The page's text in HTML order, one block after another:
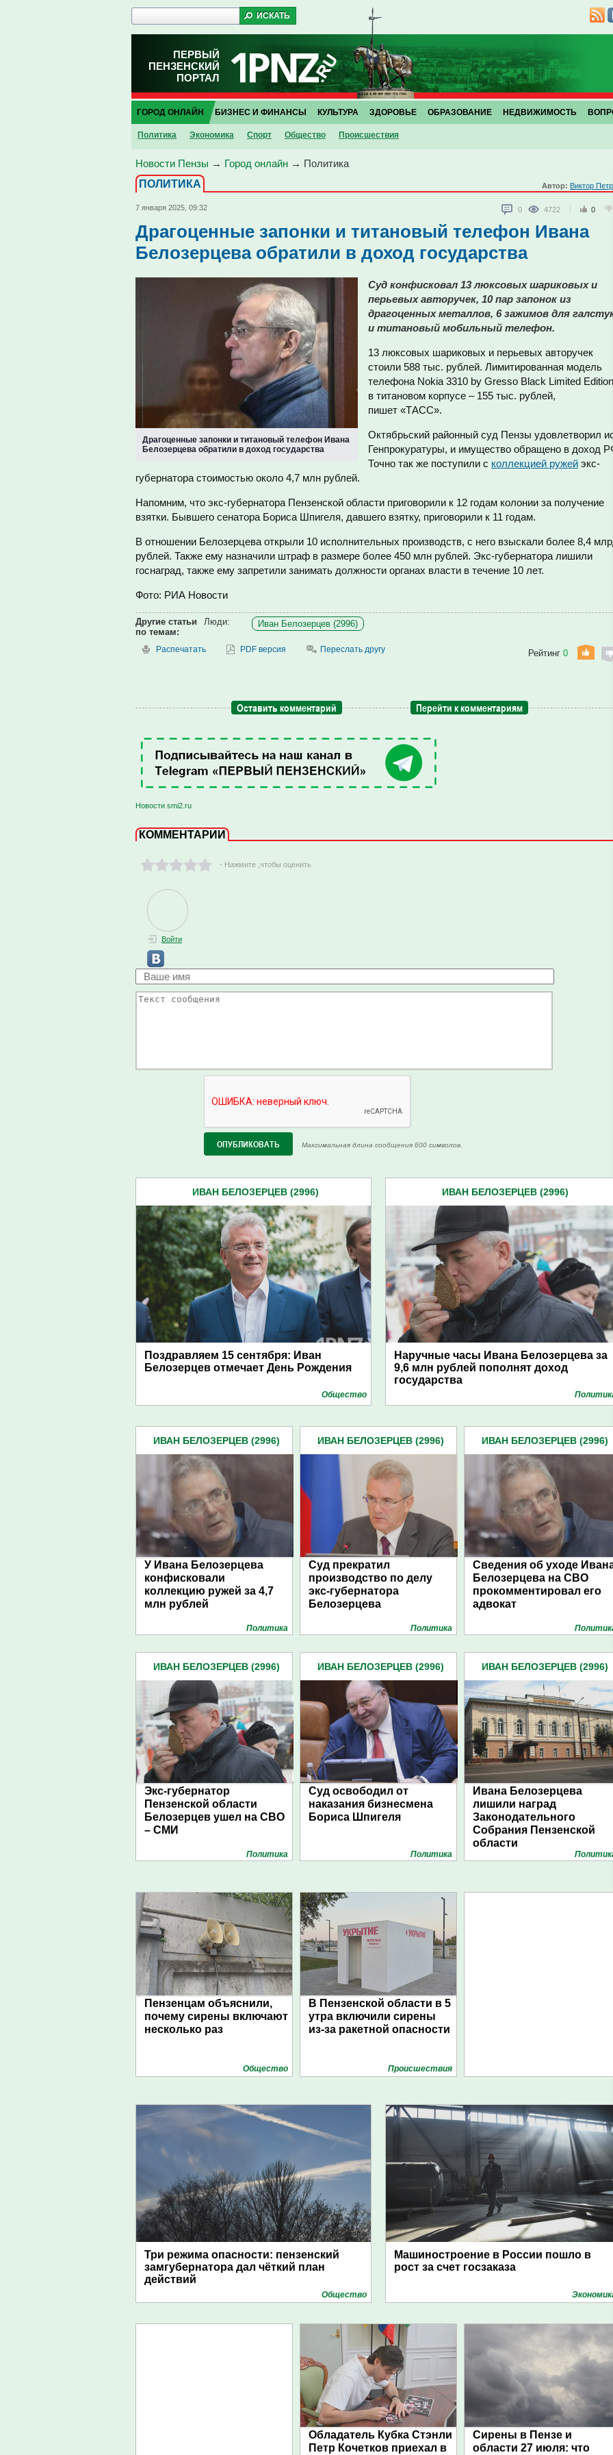
ПЕРВЫЙ
ПЕНЗЕНСКИЙ
ПОРТАЛ
ГОРОД ОНЛАЙН
Политика Экономика Спорт Общество Проиcшествия
БИЗНЕС И ФИНАНСЫ КУЛЬТУРА ЗДОРОВЬЕ ОБРАЗОВАНИЕ НЕДВИЖИМОСТЬ
Новости Пензы → Город онлайн → Политика
ПОЛИТИКА
Автор: Виктор
7 января 2025, 09:32 0 4722 0
Драгоценные запонки и титановый телефон Ивана
Белозерцева обратили в доход государства
Драгоценные запонки и титановый телефон Ивана
Белозерцева обратили в доход государства
Суд конфисковал 13 люксовых шариковых и
перьевых авторучек, 10 пар запонок из
драгоценных металлов, 6 зажимов для
и титановый мобильный телефон.
13 люксовых шариковых и перьевых авторучек
стоили 588 тыс. рублей. Лимитированная модель
телефона Nokia 3310 bу Gresso Black Limited Edition
в титановом корпусе – 155 тыс. рублей,
пишет «ТАСС».
Октябрьский районный суд Пензы удовлетворил
Генпрокуратуры, и имущество обращено в доход
Точно так же поступили с коллекцией ружей экс-
губернатора стоимостью около 4,7 млн рублей.
Напомним, что экс-губернатора Пензенской области приговорили к 12 годам колонии за получение
взятки. Бывшего сенатора Бориса Шпигеля, давшего взятку, приговорили к 11 годам.
В отношении Белозерцева открыли 10 исполнительных производств, с него взыскали более 8,4
рублей. Также ему назначили штраф в размере более 450 млн рублей. Экс-губернатора лишили
госнаград, также ему запретили занимать должности органах власти в течение 10 лет.
Фото: РИА Новости
Другие статьи
по темам:
Люди: Иван Белозерцев (2996)
Распечатать PDF версия Переслать другу Рейтинг 0
Оставить комментарий Перейти к комментариям
Новости smi2.ru
КОММЕНТАРИИ
- Нажмите ,чтобы оценить
Войти
Максимальная длина сообщения 600 символов.
ИВАН БЕЛОЗЕРЦЕВ (2996)
Поздравляем 15 сентября: Иван
Белозерцев отмечает День Рождения
Общество
ИВАН БЕЛОЗЕРЦЕВ (2996)
Наручные часы Ивана Белозерцева за
9,6 млн рублей пополнят доход
государства
ИВАН БЕЛОЗЕРЦЕВ (2996)
У Ивана Белозерцева
конфисковали
коллекцию ружей за 4,7
млн рублей
Политика
ИВАН БЕЛОЗЕРЦЕВ (2996)
Суд прекратил
производство по делу
экс-губернатора
Белозерцева
Политика
ИВАН БЕЛОЗЕРЦЕВ (2996)
Сведения об уходе
Белозерцева на СВО
прокомментировал его
адвокат
ИВАН БЕЛОЗЕРЦЕВ (2996)
Экс-губернатор
Пензенской области
Белозерцев ушел на СВО
– СМИ
Политика
ИВАН БЕЛОЗЕРЦЕВ (2996)
Суд освободил от
наказания бизнесмена
Бориса Шпигеля
Политика
ИВАН БЕЛОЗЕРЦЕВ (2996)
Ивана Белозерцева
лишили наград
Законодательного
Собрания Пензенской
области
Пензенцам объяснили,
почему сирены включают
несколько раз
Общество
В Пензенской области в 5
утра включили сирены
из-за ракетной опасности
Проиcшествия
Три режима опасности: пензенский
замгубернатора дал чёткий план
действий
Общество
Машиностроение в России пошло в
рост за счет госзаказа
Обладатель Кубка Стэнли
Петр Кочетков приехал в
Сирены в Пензе и
области 27 июля: что